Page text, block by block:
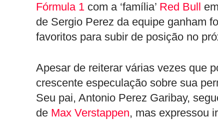
Fórmula 1 com a ‘família’ Red Bull
de Sergio Perez da equipe ganham
favoritos para subir de posição no
Apesar de reiterar várias vezes que
crescente especulação sobre sua
Seu pai, Antonio Perez Garibay,
de Max Verstappen, mas expressou